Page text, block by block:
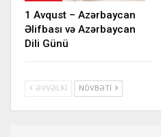
1 Avqust – Azərbaycan
Əlifbası və Azərbaycan
Dili Günü
ƏVVƏLKI NÖVBƏTI